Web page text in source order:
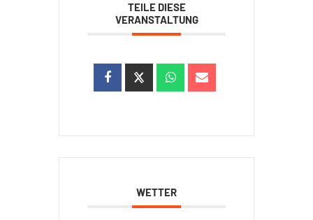
TEILE DIESE
VERANSTALTUNG
WETTER